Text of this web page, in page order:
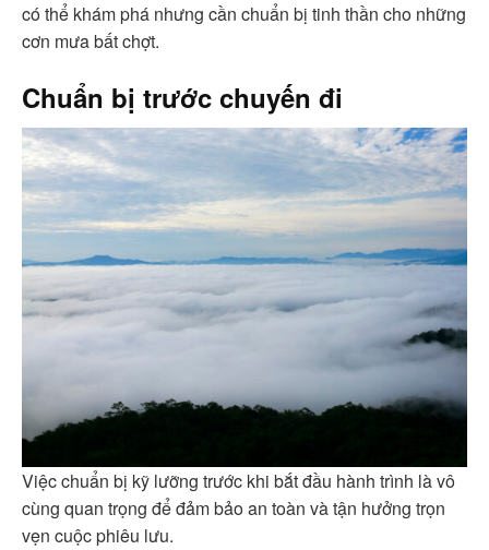
có thể khám phá nhưng cần chuẩn bị tinh thần cho những
cơn mưa bất chợt.
Chuẩn bị trước chuyến đi
Việc chuẩn bị kỹ lưỡng trước khi bắt đầu hành trình là vô
cùng quan trọng để đảm bảo an toàn và tận hưởng trọn
vẹn cuộc phiêu lưu.